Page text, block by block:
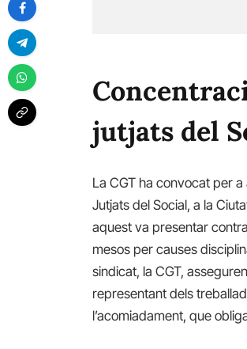
jutjats del
La CGT ha convocat per
Jutjats del Social, a la
aquest va presentar
mesos per causes
sindicat, la CGT,
representant dels
l’acomiadament, que